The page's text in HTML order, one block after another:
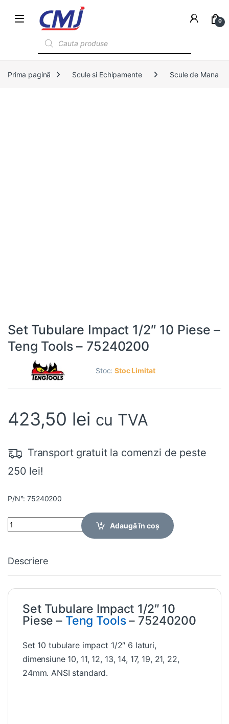
0
Prima pagină Scule si Echipamente Scule de Mana
Set Tubulare Impact 1/2″ 10 Piese –
Teng Tools – 75240200
Stoc:Stoc Limitat
423,50 lei cu TVA
Transport gratuit la comenzi de peste
250 lei!
P/N°: 75240200
Quantity
Adaugă în coș
Descriere
Set Tubulare Impact 1/2″ 10
Piese – Teng Tools– 75240200
Set 10 tubulare impact 1/2″ 6 laturi,
dimensiune 10, 11, 12, 13, 14, 17, 19, 21, 22,
24mm. ANSI standard.